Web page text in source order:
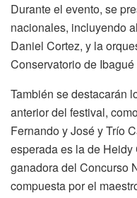
Durante el evento, se
nacionales, incluyendo
Daniel Cortez, y la
Conservatorio de
También se destacarán
anterior del festival,
Fernando y José y Trío
esperada es la de
ganadora del Concurso
compuesta por el